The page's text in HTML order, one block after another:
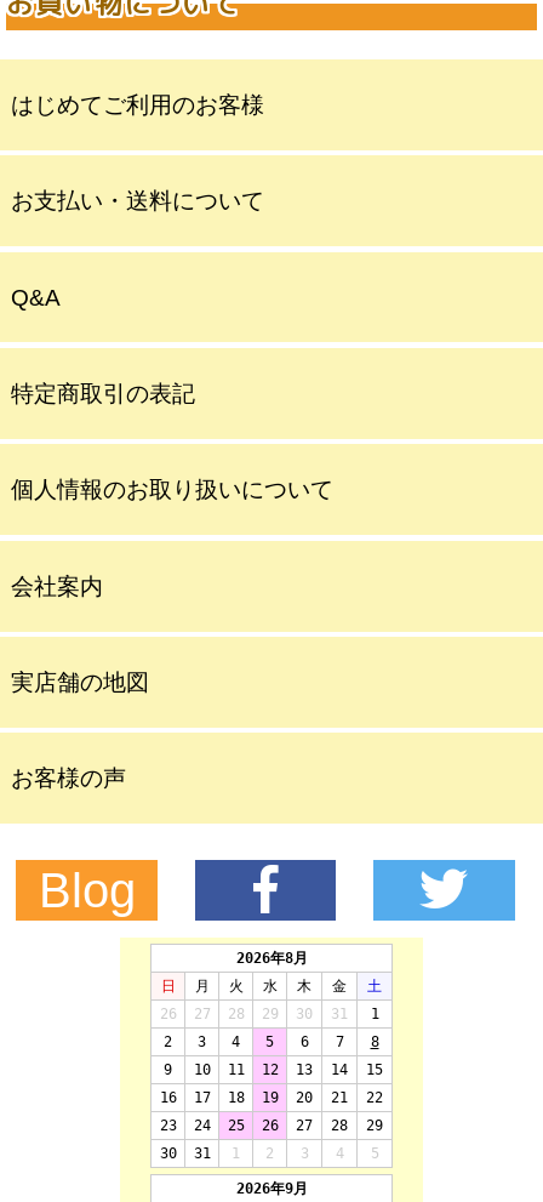
はじめてご利用のお客様
お支払い・送料について
Q&A
特定商取引の表記
個人情報のお取り扱いについて
会社案内
実店舗の地図
お客様の声
Blog